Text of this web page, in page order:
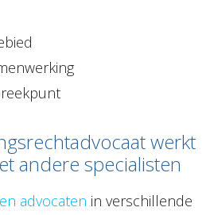
werkt
andere specialisten
advocaten in verschillende